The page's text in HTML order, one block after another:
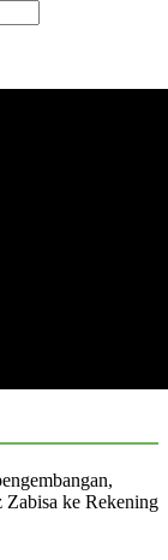
Zabisa ke Rekening